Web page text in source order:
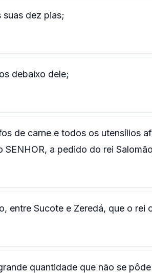
dez pias;
debaixo dele;
de carne e todos os utensílios
a pedido do rei
entre Sucote e Zeredá, que o rei
quantidade que não se